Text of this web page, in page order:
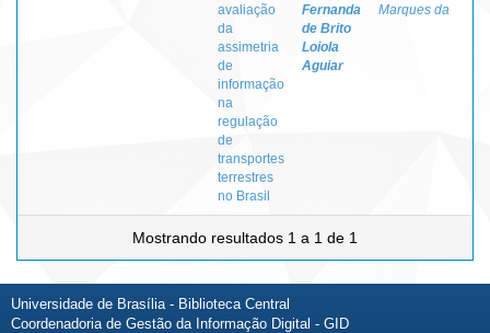
avaliação
da
assimetria
de
informação
na
regulação
de
transportes
terrestres
no Brasil
Fernanda
de Brito
Loiola
Aguiar
Marques da
Mostrando resultados 1 a 1 de 1
Universidade de Brasília - Biblioteca Central
Coordenadoria de Gestão da Informação Digital - GID